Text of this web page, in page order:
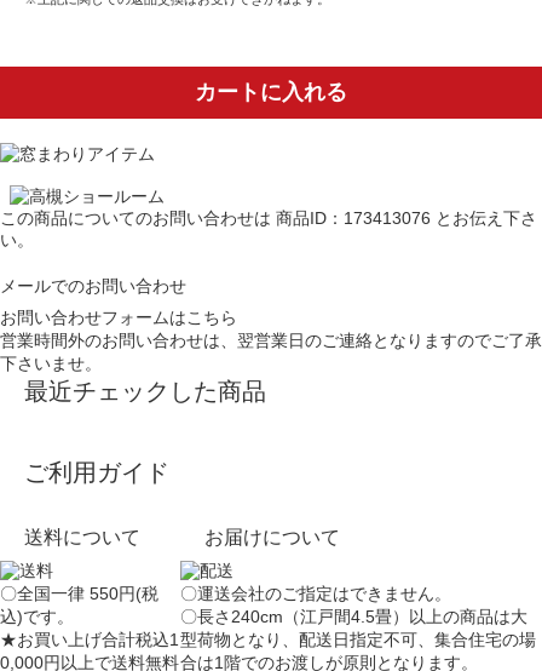
カートに入れる
この商品についてのお問い合わせは 商品ID：173413076 とお伝え下さ
い。
メールでのお問い合わせ
お問い合わせフォームはこちら
営業時間外のお問い合わせは、翌営業日のご連絡となりますのでご了承
下さいませ。
最近チェックした商品
ご利用ガイド
送料について
〇全国一律 550円(税
込)です。
★お買い上げ合計税込1
0,000円以上で送料無料
お届けについて
〇運送会社のご指定はできません。
〇長さ240cm（江戸間4.5畳）以上の商品は大
型荷物となり、配送日指定不可、集合住宅の場
合は1階でのお渡しが原則となります。